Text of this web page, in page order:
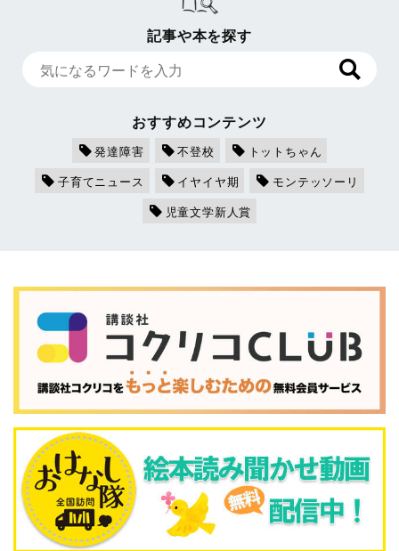
記事や本を探す
おすすめコンテンツ
発達障害 不登校
トットちゃん
子育てニュース
イヤイヤ期
モンテッソーリ
児童文学新人賞